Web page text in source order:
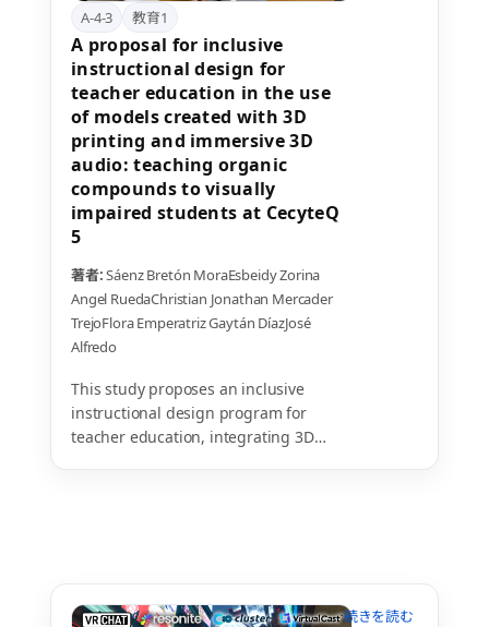
（p=0.022）。VR群の参加者全員が今後
の継続利用に強い意欲を示した。VRカン
ファレンスは、アバターを介した非言語
的コミュニケーションを可能にすること
でチーム内の相互理解を促し、特に「柔
軟性」の向上に寄与する可能性が示唆さ
れた。
A-4-3 教育1
A proposal for inclusive
instructional design for
teacher education in the use
of models created with 3D
printing and immersive 3D
audio: teaching organic
compounds to visually
impaired students at CecyteQ
5
著者:Sáenz Bretón MoraEsbeidy Zorina
Angel RuedaChristian Jonathan Mercader
TrejoFlora EmperatrizGaytán DíazJosé
Alfredo
This study proposes an inclusive
instructional design program for
teacher education, integrating 3D
equitable access to scientific
knowledge.